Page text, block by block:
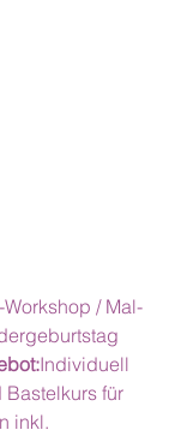
/ Mal-
Individuell
Bastelkurs für
inkl.